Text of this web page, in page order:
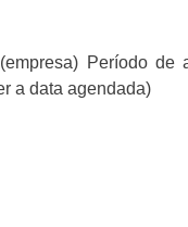
Período de
a data agendada)